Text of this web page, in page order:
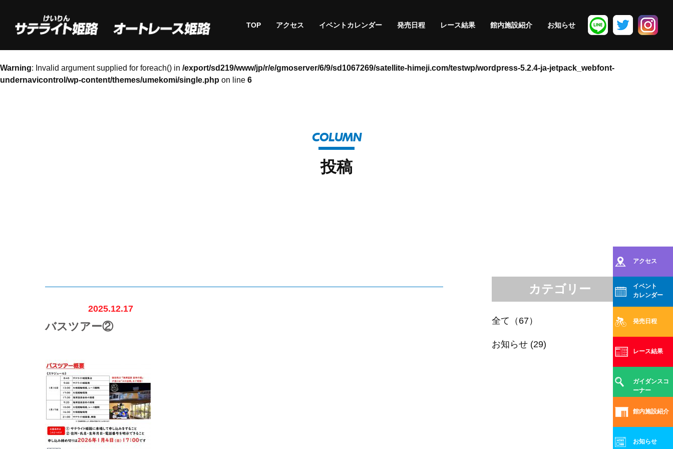
TOP アクセス イベントカレンダー 発売日程 レース結果 館内施設紹介 お知らせ
Warning: Invalid argument supplied for foreach() in /export/sd219/www/jp/r/e/gmoserver/6/9/sd1067269/satellite-himeji.com/testwp/wordpress-5.2.4-ja-jetpack_webfont-
undernavicontrol/wp-content/themes/umekomi/single.php on line 6
COLUMN
投稿
アクセス
イベント
カレンダー
発売日程
レース結果
ガイダンスコ
ーナー
館内施設紹介
お知らせ
2025.12.17
バスツアー②
カテゴリー
全て（67）
お知らせ (29)